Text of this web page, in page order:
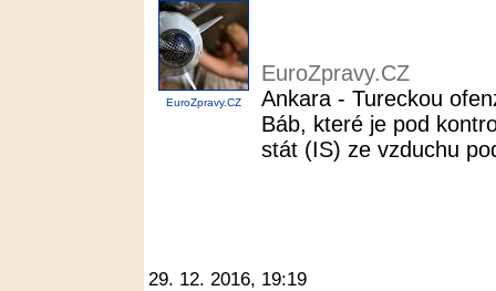
EuroZpravy.CZ
EuroZpravy.CZ
Ankara - Tureckou
Báb, které je pod
stát (IS) ze vzduchu
29. 12. 2016, 19:19